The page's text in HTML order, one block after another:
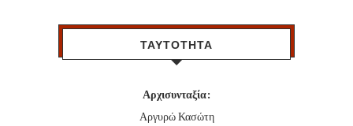
ΤΑΥΤΟΤΗΤΑ
Αρχισυνταξία:
Αργυρώ Κασώτη